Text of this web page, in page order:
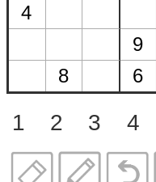
1 2 3 4